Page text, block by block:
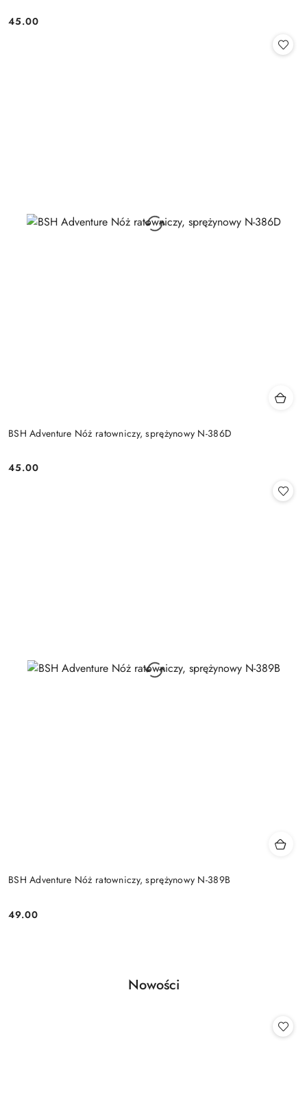
Cena:
45.00
BSH Adventure Nóż ratowniczy, sprężynowy N-386D
Cena:
45.00
BSH Adventure Nóż ratowniczy, sprężynowy N-389B
Cena:
49.00
Pomiń karuzelę produktów
Produkty
Nowości